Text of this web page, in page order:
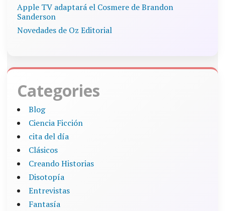
Apple TV adaptará el Cosmere de Brandon
Sanderson
Novedades de Oz Editorial
Categories
Blog
Ciencia Ficción
cita del día
Clásicos
Creando Historias
Disotopía
Entrevistas
Fantasía